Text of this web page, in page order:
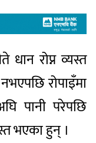
रोप्न व्यस्त
रोपाइँमा
पानी परेपछि
भएका हुन् ।